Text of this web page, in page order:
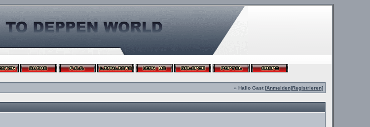
» Hallo Gast [Anmelden|Registrieren]